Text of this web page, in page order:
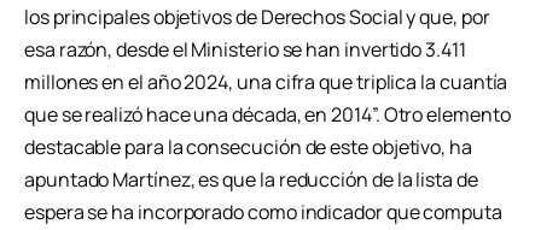
los principales objetivos de Derechos Social y que, por
esa razón, desde el Ministerio se han invertido 3.411
millones en el año 2024, una cifra que triplica la cuantía
que se realizó hace una década, en 2014”. Otro elemento
destacable para la consecución de este objetivo, ha
apuntado Martínez, es que la reducción de la lista de
espera se ha incorporado como indicador que computa